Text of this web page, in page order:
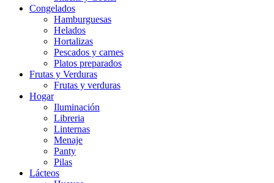
Congelados
Hamburguesas
Helados
Hortalizas
Pescados y carnes
Platos preparados
Frutas y Verduras
Frutas y verduras
Hogar
Iluminación
Libreria
Linternas
Menaje
Panty
Pilas
Lácteos